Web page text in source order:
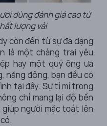
dùng đánh giá cao từ
lượng vải
còn đến từ sự đa dạng
là một chàng trai yêu
hay một quý ông ưa
năng động, bạn đều có
tại đây. Sự tỉ mỉ trong
chỉ mang lại độ bền
giúp người mặc toát lên